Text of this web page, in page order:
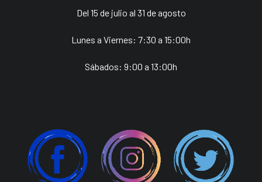
Del 15 de julio al 31 de agosto
Lunes a Viernes: 7:30 a 15:00h
Sábados: 9:00 a 13:00h